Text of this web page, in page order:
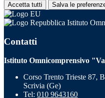
Accetta tutti Salva le
Istituto
Contatti
Istituto Omnicomprensivo
Corso Trento Trieste 87,
Scrivia (Ge)
Tel: 010 9643160